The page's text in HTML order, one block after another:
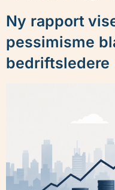
Ny rapport
pessimisme
bedriftsledere